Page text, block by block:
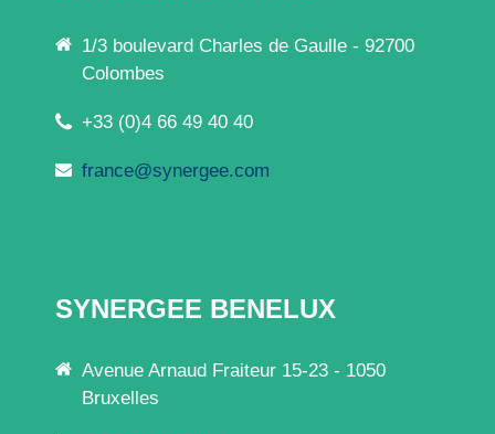
1/3 boulevard Charles de Gaulle - 92700
Colombes
+33 (0)4 66 49 40 40
france@synergee.com
SYNERGEE BENELUX
Avenue Arnaud Fraiteur 15-23 - 1050
Bruxelles